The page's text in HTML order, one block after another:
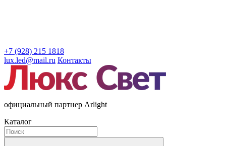
+7 (928) 215 1818
lux.led@mail.ru Контакты
официальный партнер Arlight
Каталог